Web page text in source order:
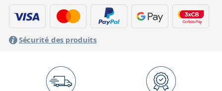
Sécurité des produits